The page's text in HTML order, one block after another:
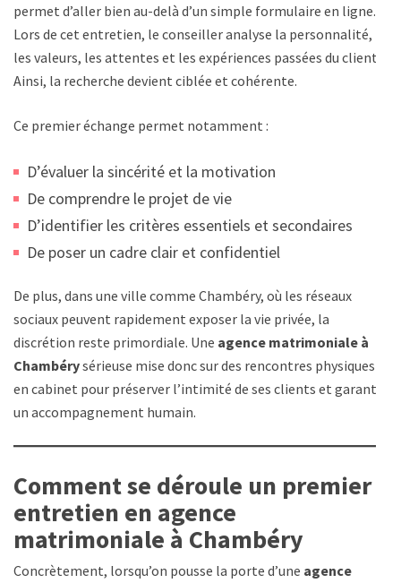
permet d’aller bien au-delà d’un simple formulaire en ligne.
Lors de cet entretien, le conseiller analyse la personnalité,
les valeurs, les attentes et les expériences passées du client.
Ainsi, la recherche devient ciblée et cohérente.
Ce premier échange permet notamment :
D’évaluer la sincérité et la motivation
De comprendre le projet de vie
D’identifier les critères essentiels et secondaires
De poser un cadre clair et confidentiel
De plus, dans une ville comme Chambéry, où les réseaux
sociaux peuvent rapidement exposer la vie privée, la
discrétion reste primordiale. Une agence matrimoniale à
Chambérysérieuse mise donc sur des rencontres physiques
en cabinet pour préserver l’intimité de ses clients et garantir
un accompagnement humain.
Comment se déroule un premier
entretien en agence
matrimoniale à Chambéry
Concrètement, lorsqu’on pousse la porte d’une agence